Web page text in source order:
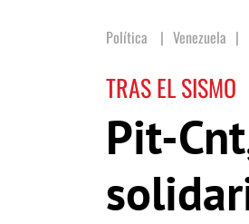
Política Venezuela |
TRAS EL SISMO
Pit-